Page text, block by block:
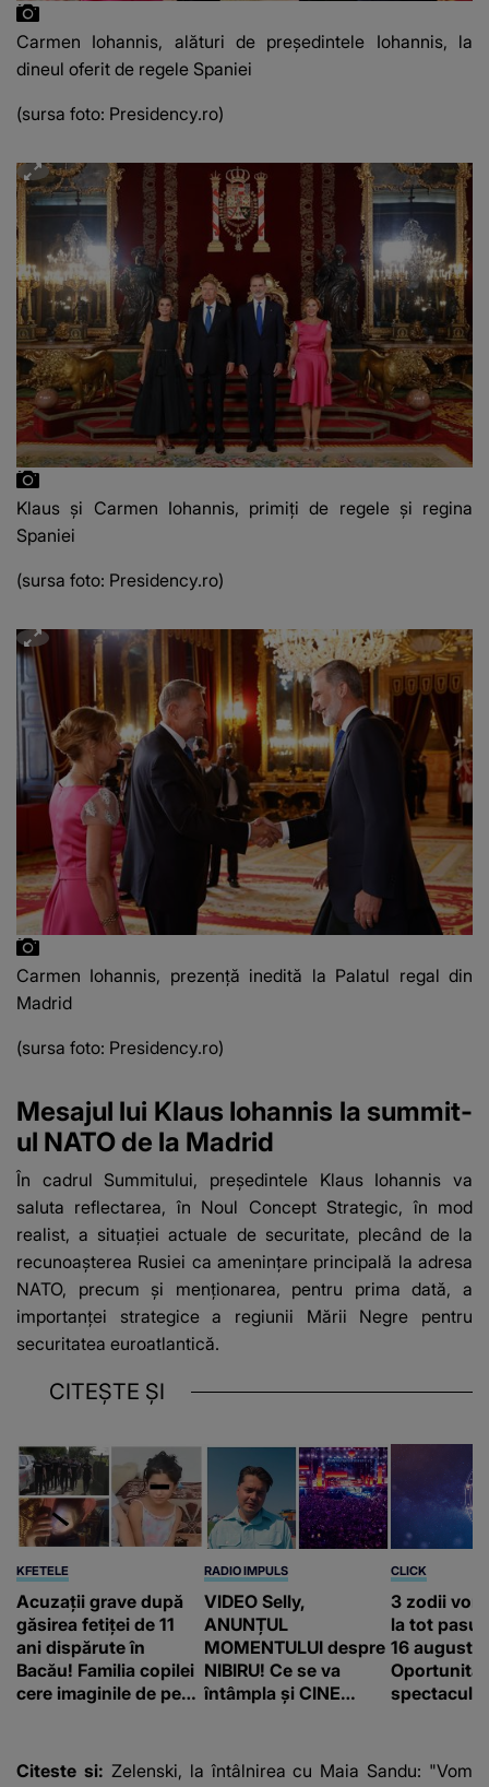
Carmen Iohannis, alături de președintele Iohannis, la
dineul oferit de regele Spaniei
(sursa foto: Presidency.ro)
Klaus și Carmen Iohannis, primiți de regele și regina
Spaniei
(sursa foto: Presidency.ro)
Carmen Iohannis, prezență inedită la Palatul regal din
Madrid
(sursa foto: Presidency.ro)
Mesajul lui Klaus Iohannis la summit-
ul NATO de la Madrid
În cadrul Summitului, preşedintele Klaus Iohannis va
saluta reflectarea, în Noul Concept Strategic, în mod
realist, a situaţiei actuale de securitate, plecând de la
recunoaşterea Rusiei ca ameninţare principală la adresa
NATO, precum şi menţionarea, pentru prima dată, a
importanţei strategice a regiunii Mării Negre pentru
securitatea euroatlantică.
CITEȘTE ȘI
KFETELE
Acuzații grave după
găsirea fetiței de 11
ani dispărute în
Bacău! Familia copilei
cere imaginile de pe
a mai dus sora mea...”
RADIO IMPULS
VIDEO Selly,
ANUNȚUL
MOMENTULUI despre
NIBIRU! Ce se va
întâmpla și CINE
e ciudă că..."
CLICK
3 zodii vor
la tot pasul
16 august.
Citeste si: Zelenski, la întâlnirea cu Maia Sandu: "Vom